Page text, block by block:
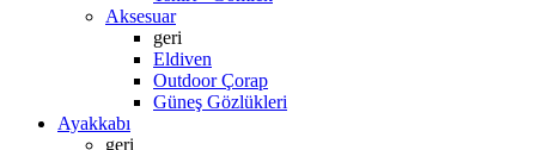
Aksesuar
geri
Eldiven
Outdoor Çorap
Güneş Gözlükleri
Ayakkabı
geri